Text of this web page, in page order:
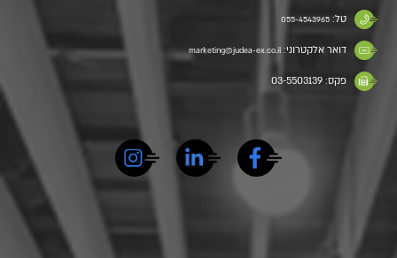
טל: 055-4543965
דואר אלקטרוני: marketing@judea-ex.co.il
פקס: 03-5503139